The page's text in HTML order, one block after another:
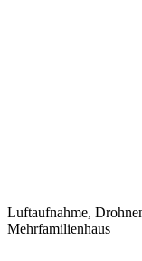
Luftaufnahme,
Mehrfamilienhaus